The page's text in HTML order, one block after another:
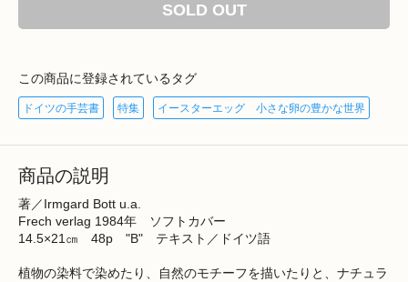
SOLD OUT
この商品に登録されているタグ
ドイツの手芸書 特集 イースターエッグ 小さな卵の豊かな世界
商品の説明
著／Irmgard Bott u.a.
Frech verlag 1984年 ソフトカバー
14.5×21㎝ 48p "B" テキスト／ドイツ語
植物の染料で染めたり、自然のモチーフを描いたりと、ナチュラ